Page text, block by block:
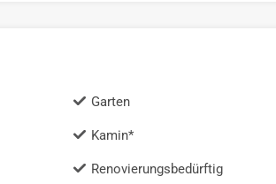
Garten
Kamin*
Renovierungsbedürftig